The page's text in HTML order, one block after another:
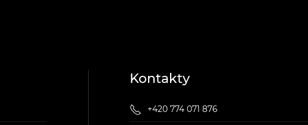
Kontakty
+420 774 071 876